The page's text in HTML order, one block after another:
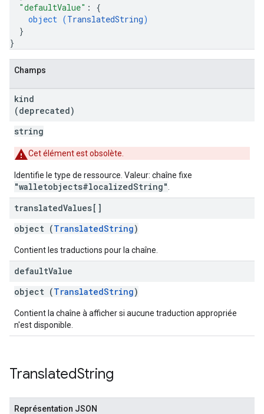
"defaultValue" : {
object (TranslatedString)
}
}
Champs
kind
(deprecated)
string
Cet élément est obsolète.
Identifie le type de ressource. Valeur: chaîne fixe
"walletobjects#localizedString"
translatedValues[]
object (TranslatedString)
Contient les traductions pour la chaîne.
defaultValue
object (TranslatedString)
Contient la chaîne à afficher si aucune traduction appropriée
n'est disponible.
TranslatedString
Représentation JSON